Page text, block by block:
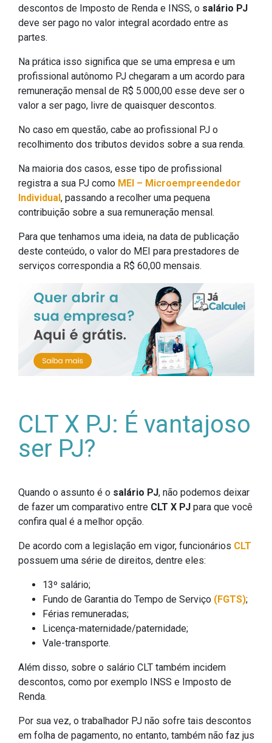
descontos de Imposto de Renda e INSS, o salário PJ
deve ser pago no valor integral acordado entre as
partes.
Na prática isso significa que se uma empresa e um
profissional autônomo PJ chegaram a um acordo para
remuneração mensal de R$ 5.000,00 esse deve ser o
valor a ser pago, livre de quaisquer descontos.
No caso em questão, cabe ao profissional PJ o
recolhimento dos tributos devidos sobre a sua renda.
Na maioria dos casos, esse tipo de profissional
registra a sua PJ como MEI – Microempreendedor
Individual, passando a recolher uma pequena
contribuição sobre a sua remuneração mensal.
Para que tenhamos uma ideia, na data de publicação
deste conteúdo, o valor do MEI para prestadores de
serviços correspondia a R$ 60,00 mensais.
CLT X PJ: É vantajoso
ser PJ?
Quando o assunto é o salário PJ, não podemos deixar
de fazer um comparativo entre CLT X PJ para que você
confira qual é a melhor opção.
De acordo com a legislação em vigor, funcionários CLT
possuem uma série de direitos, dentre eles:
13º salário;
Fundo de Garantia do Tempo de Serviço (FGTS);
Férias remuneradas;
Licença-maternidade/paternidade;
Vale-transporte.
Além disso, sobre o salário CLT também incidem
descontos, como por exemplo INSS e Imposto de
Renda.
Por sua vez, o trabalhador PJ não sofre tais descontos
em folha de pagamento, no entanto, também não faz jus